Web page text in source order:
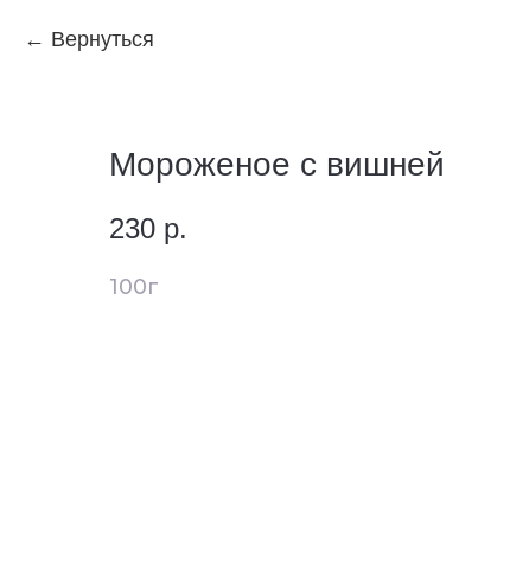
Вернуться
Мороженое с вишней
230 р.
100г